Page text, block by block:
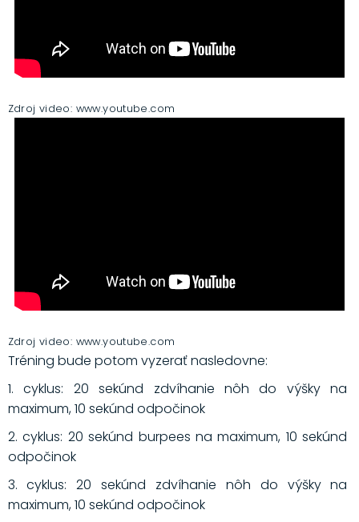
Zdroj video: www.youtube.com
Zdroj video: www.youtube.com
Tréning bude potom vyzerať nasledovne:
1. cyklus: 20 sekúnd zdvíhanie nôh do výšky na
maximum, 10 sekúnd odpočinok
2. cyklus: 20 sekúnd burpees na maximum, 10 sekúnd
odpočinok
3. cyklus: 20 sekúnd zdvíhanie nôh do výšky na
maximum, 10 sekúnd odpočinok